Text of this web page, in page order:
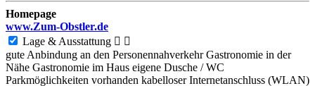
Homepage
www.Zum-Obstler.de
Lage & Ausstattung  
gute Anbindung an den Personennahverkehr Gastronomie in der
Nähe Gastronomie im Haus eigene Dusche / WC
Parkmöglichkeiten vorhanden kabelloser Internetanschluss (WLAN)